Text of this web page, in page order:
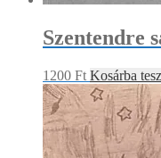
Szentendre
1200 Ft Kosárba